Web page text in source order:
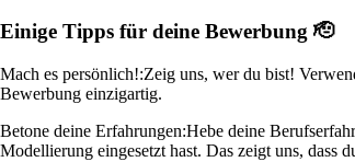
Einige Tipps für deine Bewerbung 🫡
Mach es persönlich!:Zeig uns, wer du bist!
Bewerbung einzigartig.
Betone deine Erfahrungen:Hebe deine
Modellierung eingesetzt hast. Das zeigt uns, dass